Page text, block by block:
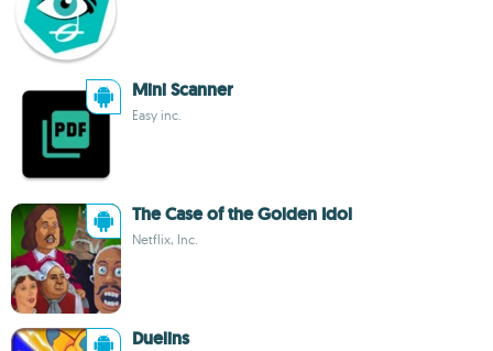
Mini Scanner
Easy inc.
The Case of the Golden Idol
Netflix, Inc.
Duelins